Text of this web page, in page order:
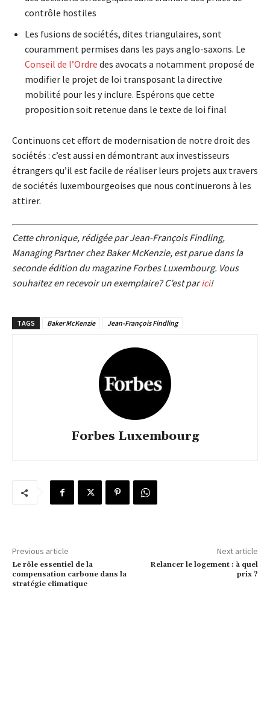
contrôle hostiles
Les fusions de sociétés, dites triangulaires, sont
couramment permises dans les pays anglo-saxons. Le
Conseil de l’Ordre des avocats a notamment proposé de
modifier le projet de loi transposant la directive
mobilité pour les y inclure. Espérons que cette
proposition soit retenue dans le texte de loi final
Continuons cet effort de modernisation de notre droit des
sociétés : c’est aussi en démontrant aux investisseurs
étrangers qu’il est facile de réaliser leurs projets aux travers
de sociétés luxembourgeoises que nous continuerons à les
attirer.
Cette chronique, rédigée par Jean-François Findling,
Managing Partner chez Baker McKenzie, est parue dans la
seconde édition du magazine Forbes Luxembourg. Vous
souhaitez en recevoir un exemplaire? C’est parici!
TAGS Baker McKenzie Jean-François Findling
Forbes Luxembourg
Previous article
Le rôle essentiel de la
compensation carbone dans la
stratégie climatique
Next article
Relancer le logement : à quel
prix ?